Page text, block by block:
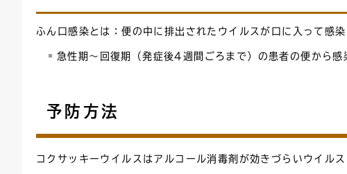
ふん口感染とは：便の中に排出されたウイルスが口に入って感染
急性期～回復期（発症後4週間ごろまで）の患者の便から
予防方法
コクサッキーウイルスはアルコール消毒剤が効きづらいウイル